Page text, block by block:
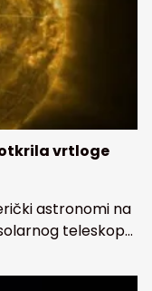
vrtloge
astronomi na
teleskopa